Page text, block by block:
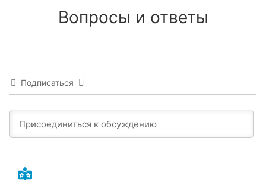
Вопросы и ответы
Подписаться